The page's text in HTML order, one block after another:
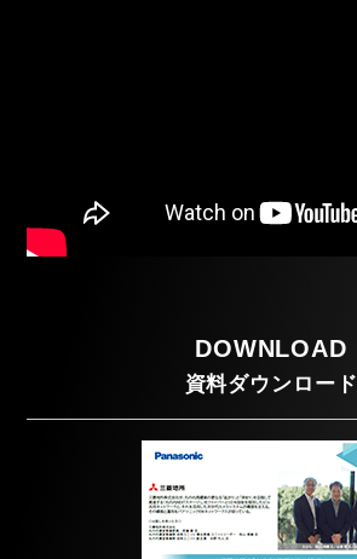
DOWNLOAD
資料ダウンロード